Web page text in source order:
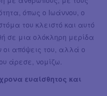
όπως ο Ιωάννου, ο
του κλειστό και αυτό
σε μια ολόκληρη μερίδα
οι απόψεις του, αλλά ο
άρεσε, νομίζω.
ευαίσθητος και